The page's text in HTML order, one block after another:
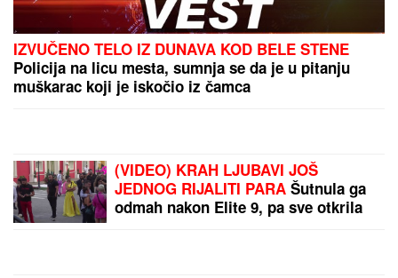
IZVUČENO TELO IZ DUNAVA KOD BELE STENE
Policija na licu mesta, sumnja se da je u pitanju
muškarac koji je iskočio iz čamca
(VIDEO) KRAH LJUBAVI JOŠ
JEDNOG RIJALITI PARA Šutnula ga
odmah nakon Elite 9, pa sve otkrila